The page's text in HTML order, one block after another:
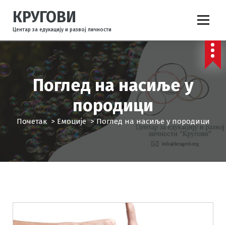
ч
н
а
ж
КРУГОВИ
Центар за едукацију и развој личности
Поглед на насиље у
породици
Почетак> Емоције>Поглед на насиље у породици